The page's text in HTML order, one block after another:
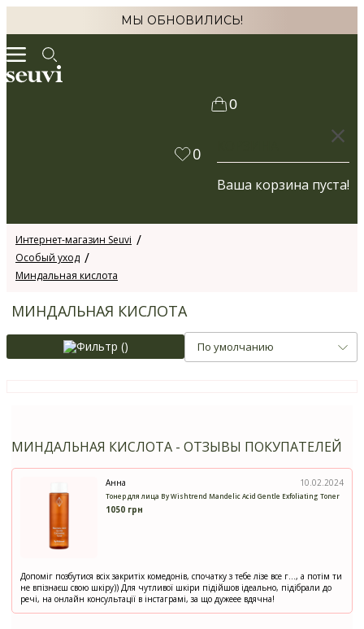
МЫ ОБНОВИЛИСЬ!
0
0
Ваша корзина пуста!
Интернет-магазин Seuvi
Особый уход
Миндальная кислота
МИНДАЛЬНАЯ КИСЛОТА
Фильтр () По умолчанию
МИНДАЛЬНАЯ КИСЛОТА - ОТЗЫВЫ ПОКУПАТЕЛЕЙ
Анна 10.02.2024
Тонер для лица By Wishtrend Mandelic Acid Gentle Exfoliating Toner
1050 грн
Допоміг позбутися всіх закритіх комедонів, спочатку з тебе лізе все г..., а потім ти
не впізнаєш свою шкіру)) Для чутливої шкіри підійшов ідеально, підібрали до
речі, на онлайн консультації в інстаграмі, за що дужеее вдячна!